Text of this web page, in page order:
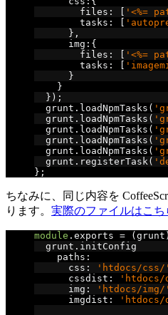
        files
: '<%=
        tasks
:
},
      img
:{
        files
:
'<%=
        tasks
:
}
}
});
  grunt
. loadNpmTasks (
  grunt
. loadNpmTasks (
  grunt
. loadNpmTasks (
  grunt
. loadNpmTasks (
  grunt
. loadNpmTasks (
  grunt
. registerTask(
};
ちなみに、同じ内容を
ります。 実際のファイルはこ
module . exports = ( grunt )
  grunt
. initConfig
    paths
:
      css
:
'htdocs/css/'
      cssdist
:
      img
:
'htdocs/img/'
      imgdist
: